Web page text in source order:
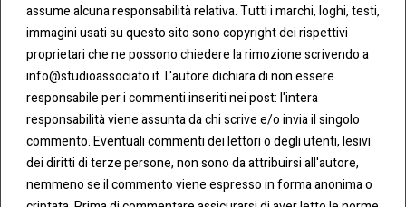
assume alcuna responsabilità relativa. Tutti i marchi, loghi, testi,
immagini usati su questo sito sono copyright dei rispettivi
proprietari che ne possono chiedere la rimozione scrivendo a
info@studioassociato.it. L'autore dichiara di non essere
responsabile per i commenti inseriti nei post: l'intera
responsabilità viene assunta da chi scrive e/o invia il singolo
commento. Eventuali commenti dei lettori o degli utenti, lesivi
dei diritti di terze persone, non sono da attribuirsi all'autore,
nemmeno se il commento viene espresso in forma anonima o
0283438.483
info@studioassociato.it
Via
Pisani,
Policy
Privacy
Policy